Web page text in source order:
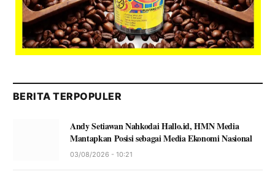
BERITA TERPOPULER
Andy Setiawan Nahkodai Hallo.id, HMN Media
Mantapkan Posisi sebagai Media Ekonomi Nasional
03/08/2026 - 10:21